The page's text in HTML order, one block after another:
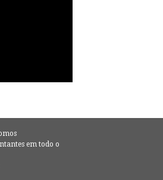
em todo o